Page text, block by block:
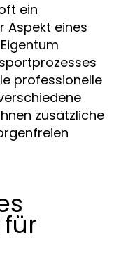
ein
Aspekt eines
professionelle
zusätzliche